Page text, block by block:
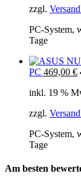
zzgl.
PC-System,
Tage
PC 469,00 €
inkl. 19 %
zzgl.
PC-System,
Tage
Am besten